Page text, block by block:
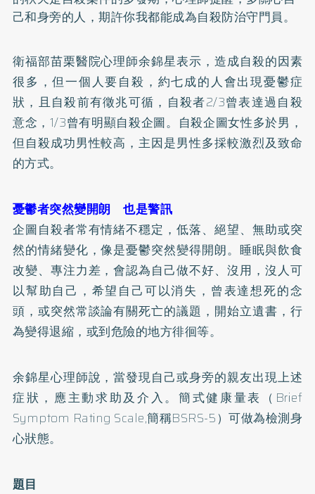
己和身旁的人，期許你我都能成為自殺防治守門員。
衛福部苗栗醫院心理師余錦星表示，造成自殺的因素
很多，但一個人要自殺，約七成的人會出現憂鬱症
狀，且自殺前有徵兆可循，自殺者2/3曾表達過自殺
意念，1/3曾有明顯自殺企圖。自殺企圖女性多於男，
但自殺成功男性較高，主因是男性多採較激烈及致命
的方式。
憂鬱者突然變開朗 也是警訊
企圖自殺者常有情緒不穩定，低落、絕望、無助或突
然的情緒變化，像是憂鬱突然變得開朗。睡眠與飲食
改變、專注力差，會認為自己做不好、沒用，沒人可
以幫助自己，希望自己可以消失，曾表達想死的念
頭，或突然常談論有關死亡的議題，開始立遺書，行
為變得退縮，或到危險的地方徘徊等。
余錦星心理師說，當發現自己或身旁的親友出現上述
症狀，應主動求助及介入。簡式健康量表（Brief
Symptom Rating Scale,簡稱BSRS-5）可做為檢測身
心狀態。
題目